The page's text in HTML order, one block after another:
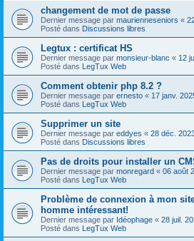
changement de mot de passe
Dernier message par maurienneseniors «
Posté dans Discussions libres
Legtux : certificat HS
Dernier message par monsieur-blanc « 12
Posté dans LegTux Web
Comment obtenir php 8.2 ?
Dernier message par ernesto « 17 janv.
Posté dans LegTux Web
Supprimer un site
Dernier message par eddyes « 28 déc.
Posté dans Discussions libres
Pas de droits pour installer un
Dernier message par monregard « 06 août
Posté dans LegTux Web
Problème de connexion à mon
homme intéressant!
Dernier message par Idéophage « 28 juil.
Posté dans LegTux Web